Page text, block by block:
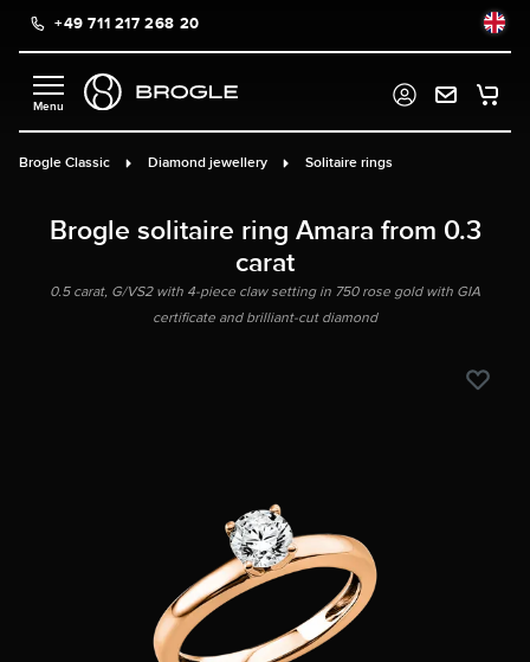
content+49 711 217 268 20
Brogle Classic Diamond jewellery Solitaire rings
Brogle solitaire ring Amara from 0.3
carat
0.5 carat, G/VS2 with 4-piece claw setting in 750 rose gold with GIA
certificate and brilliant-cut diamond